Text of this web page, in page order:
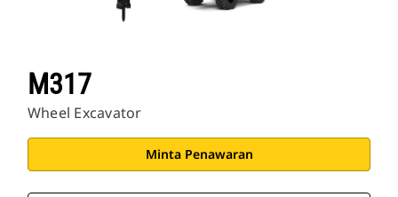
M317
Wheel Excavator
Minta Penawaran